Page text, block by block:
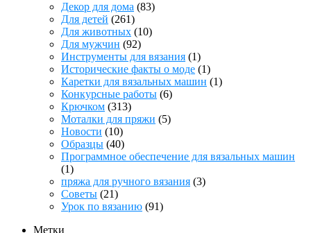
Декор для дома (83)
Для детей (261)
Для животных (10)
Для мужчин (92)
Инструменты для вязания (1)
Исторические факты о моде (1)
Каретки для вязальных машин (1)
Конкурсные работы (6)
Крючком (313)
Моталки для пряжи (5)
Новости (10)
Образцы (40)
Программное обеспечение для вязальных машин
(1)
пряжа для ручного вязания (3)
Советы (21)
Урок по вязанию (91)
Метки